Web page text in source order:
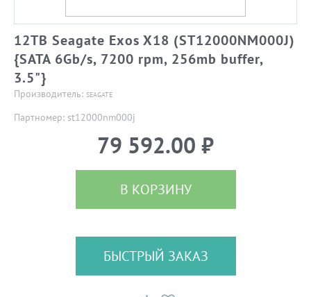
12TB Seagate Exos X18 (ST12000NM000J)
{SATA 6Gb/s, 7200 rpm, 256mb buffer,
3.5"}
Производитель: SEAGATE
Партномер: st12000nm000j
79 592.00 ₽
В КОРЗИНУ
БЫСТРЫЙ ЗАКАЗ